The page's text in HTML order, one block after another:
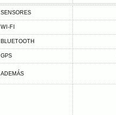
SENSORES
WI-FI
BLUETOOTH
GPS
ADEMÁS